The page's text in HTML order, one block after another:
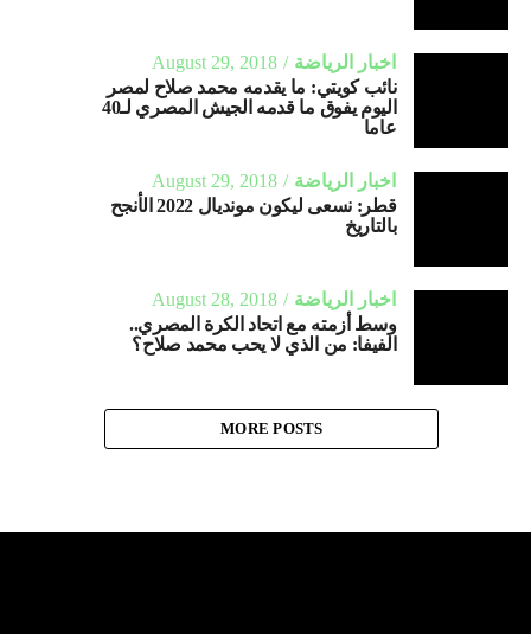
اخبار الرياضة
August 29, 2018
نائب كويتي: ما يقدمه محمد صلاح لمصر
اليوم يفوق ما قدمه الجيش المصري لـ40
عاما
اخبار الرياضة
August 29, 2018
قطر: نسعى ليكون مونديال 2022 الأنجح
بالتاريخ
اخبار الرياضة
August 28, 2018
وسط أزمته مع اتحاد الكرة المصري..
الفيفا: من الذي لا يحب محمد صلاح؟
MORE POSTS